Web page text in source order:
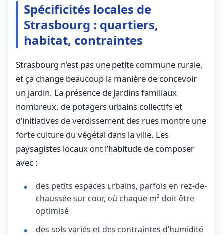
Spécificités locales de
Strasbourg : quartiers,
habitat, contraintes
Strasbourg n’est pas une petite commune rurale,
et ça change beaucoup la manière de concevoir
un jardin. La présence de jardins familiaux
nombreux, de potagers urbains collectifs et
d’initiatives de verdissement des rues montre une
forte culture du végétal dans la ville. Les
paysagistes locaux ont l’habitude de composer
avec :
des petits espaces urbains, parfois en rez-de-
chaussée sur cour, où chaque m² doit être
optimisé
des sols variés et des contraintes d’humidité